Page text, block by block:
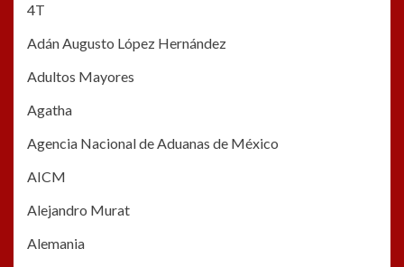
4T
Adán Augusto López Hernández
Adultos Mayores
Agatha
Agencia Nacional de Aduanas de México
AICM
Alejandro Murat
Alemania